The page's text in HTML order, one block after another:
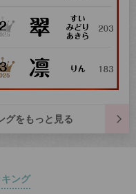
グをもっと見る
ング